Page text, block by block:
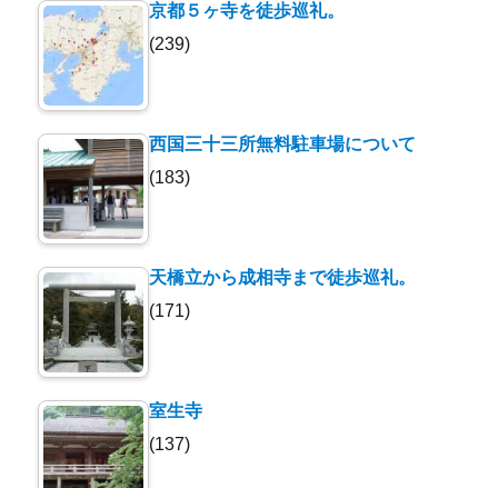
京都５ヶ寺を徒歩巡礼。
(239)
西国三十三所無料駐車場について
(183)
天橋立から成相寺まで徒歩巡礼。
(171)
室生寺
(137)